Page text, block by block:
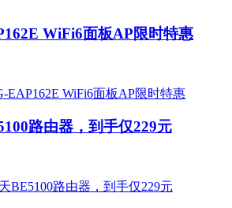
WiFi6面板AP限时特惠
路由器，到手仅229元